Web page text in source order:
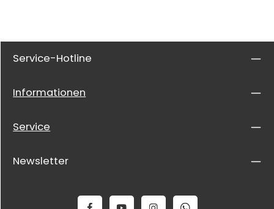
Service-Hotline
Informationen
Service
Newsletter